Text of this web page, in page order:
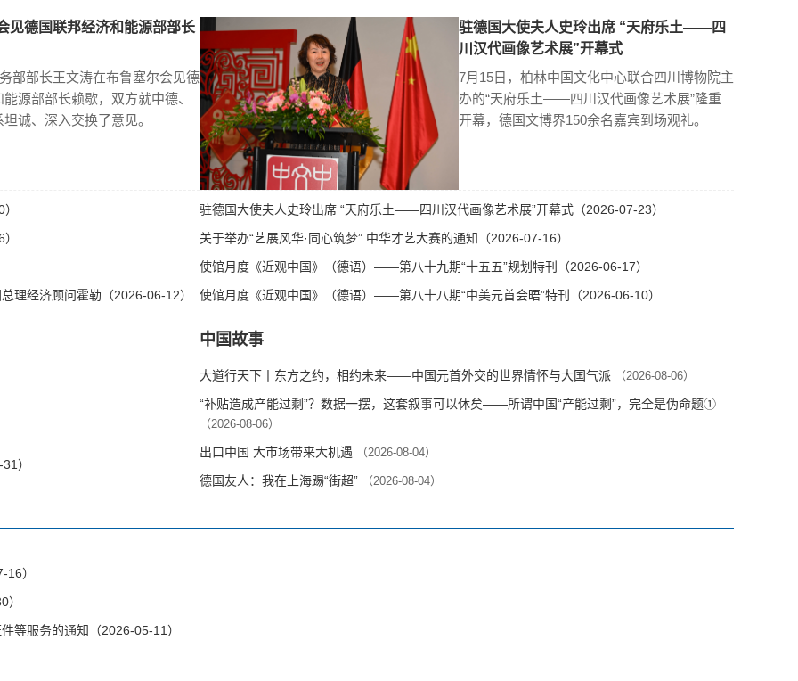
见德国联邦经济和能源部部长
部部长王文涛在布鲁塞尔会见德
源部部长赖歇，双方就中德、
诚、深入交换了意见。
理经济顾问霍勒（2026-06-12）
驻德国大使夫人史玲出席 “天府乐土——四
川汉代画像艺术展”开幕式
7月15日，柏林中国文化中心联合四川博物院主
办的“天府乐土——四川汉代画像艺术展”隆重
开幕，德国文博界150余名嘉宾到场观礼。
驻德国大使夫人史玲出席 “天府乐土——四川汉代画像艺术展”开幕式（2026-07-23）
关于举办“艺展风华·同心筑梦” 中华才艺大赛的通知（2026-07-16）
使馆月度《近观中国》（德语）——第八十九期“十五五”规划特刊（2026-06-17）
使馆月度《近观中国》（德语）——第八十八期“中美元首会晤”特刊（2026-06-10）
）
中国故事
大道行天下丨东方之约，相约未来——中国元首外交的世界情怀与大国气派 （2026-08-06）
“补贴造成产能过剩”？数据一摆，这套叙事可以休矣——所谓中国“产能过剩”，完全是伪命题①
（2026-08-06）
出口中国 大市场带来大机遇 （2026-08-04）
德国友人：我在上海踢“街超” （2026-08-04）
）
等服务的通知（2026-05-11）